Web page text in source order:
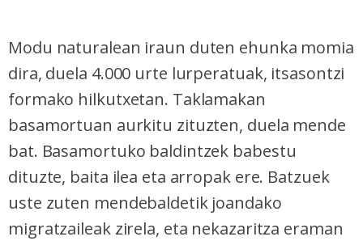
Modu naturalean iraun duten ehunka momia
dira, duela 4.000 urte lurperatuak, itsasontzi
formako hilkutxetan. Taklamakan
basamortuan aurkitu zituzten, duela mende
bat. Basamortuko baldintzek babestu
dituzte, baita ilea eta arropak ere. Batzuek
uste zuten mendebaldetik joandako
migratzaileak zirela, eta nekazaritza eraman